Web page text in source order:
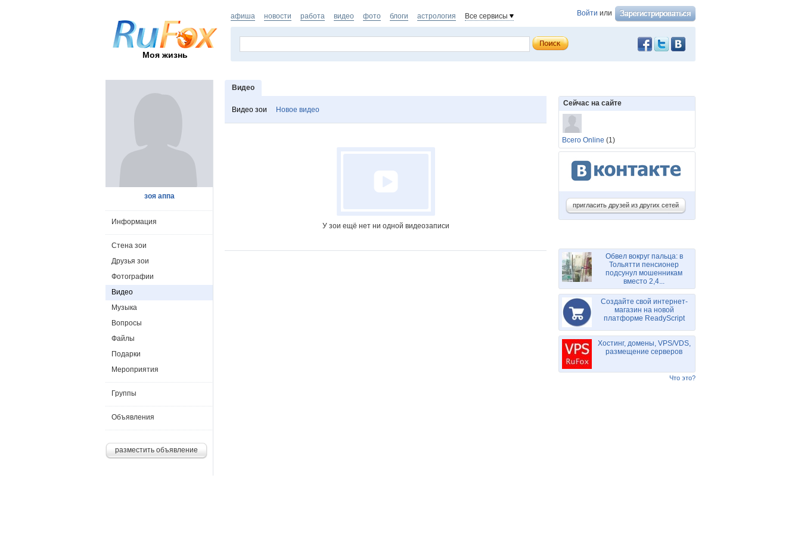
Моя жизнь
Войти или
афиша новости работа видео фото блоги астрология Все сервисы
Видео
Видео зои Новое видео
У зои ещё нет ни одной видеозаписи
зоя аппа
Информация
Стена зои
Друзья зои
Фотографии
Видео
Музыка
Вопросы
Файлы
Подарки
Мероприятия
Группы
Объявления
разместить объявление
Сейчас на сайте
Всего Online (1)
пригласить друзей из других сетей
Обвел вокруг пальца: в
Тольятти пенсионер
подсунул мошенникам
вместо 2,4...
Создайте свой интернет-
магазин на новой
платформе ReadyScript
Хостинг, домены, VPS/VDS,
размещение серверов
Что это?